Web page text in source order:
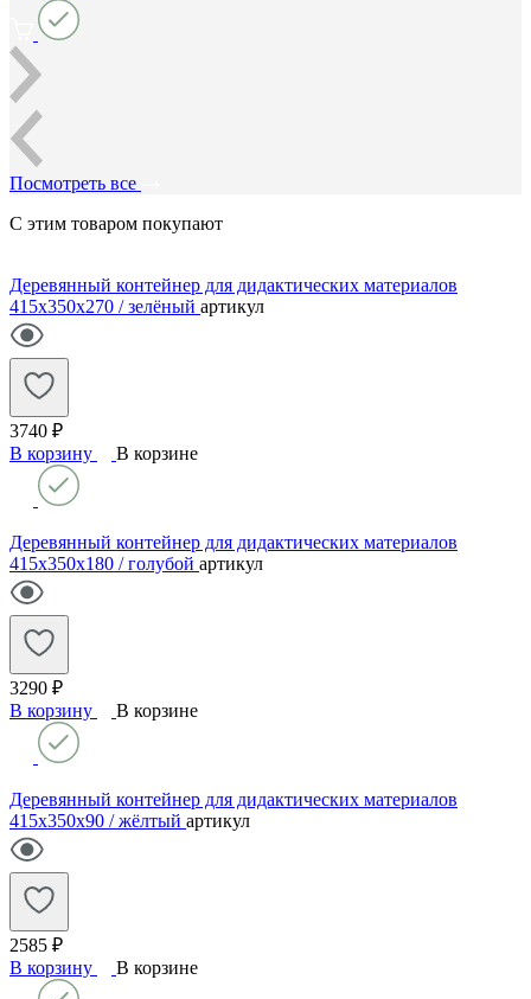
Посмотреть все
С этим товаром покупают
Деревянный контейнер для дидактических материалов
415х350х270 / зелёный артикул
3740 ₽
В корзину
В корзине
Деревянный контейнер для дидактических материалов
415х350х180 / голубой артикул
3290 ₽
В корзину
В корзине
Деревянный контейнер для дидактических материалов
415х350х90 / жёлтый артикул
2585 ₽
В корзину
В корзине